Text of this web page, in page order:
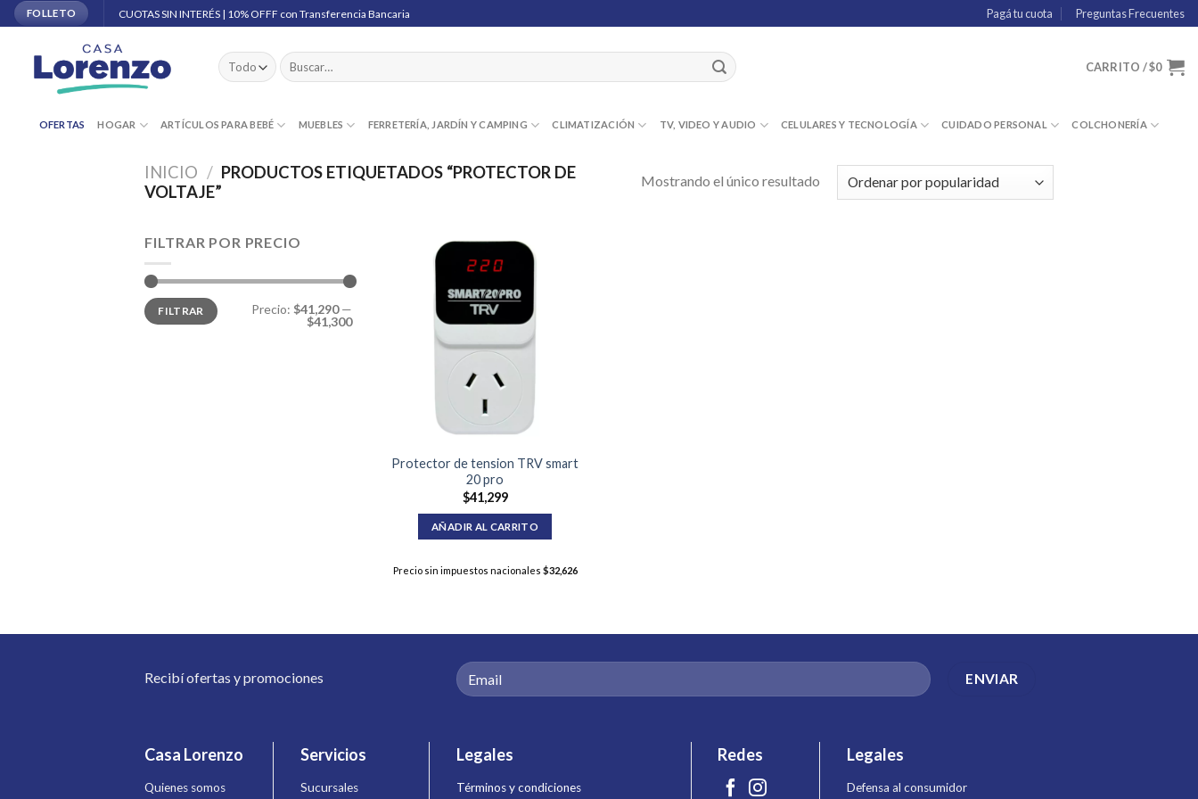
Skip
to
content
FOLLETO CUOTAS SIN INTERÉS | 10% OFFF con Transferencia Bancaria Pagá tu cuota Preguntas Frecuentes
Buscar
por:
CARRITO /$0
OFERTAS HOGAR ARTÍCULOS PARA BEBÉ MUEBLES FERRETERÍA, JARDÍN Y CAMPING CLIMATIZACIÓN TV, VIDEO Y AUDIO CELULARES Y TECNOLOGÍA CUIDADO PERSONAL COLCHONERÍA
INICIO / PRODUCTOS ETIQUETADOS “PROTECTOR DE
VOLTAJE”
Mostrando el único resultado
FILTRAR POR PRECIO
Precio
mínimo
Precio
máximo
FILTRAR Precio: $41,290—
$41,300
Protector de tension TRV smart
20 pro
$41,299
AÑADIR AL CARRITO
Precio sin impuestos nacionales $32,626
Recibí ofertas y promociones
Casa Lorenzo
Quienes somos
Servicios
Sucursales
Legales
Términos y condiciones
Redes Legales
Defensa al consumidor